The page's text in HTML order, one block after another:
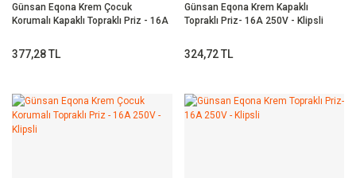
Günsan Eqona Krem Çocuk
Korumalı Kapaklı Topraklı Priz - 16A
377,28 TL
Günsan Eqona Krem Kapaklı
Topraklı Priz- 16A 250V - Klipsli
324,72 TL